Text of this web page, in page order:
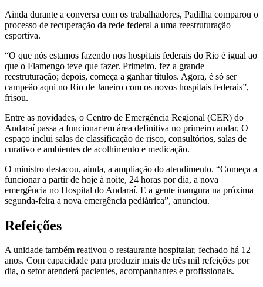
Ainda durante a conversa com os trabalhadores, Padilha comparou o
processo de recuperação da rede federal a uma reestruturação
esportiva.
“O que nós estamos fazendo nos hospitais federais do Rio é igual ao
que o Flamengo teve que fazer. Primeiro, fez a grande
reestruturação; depois, começa a ganhar títulos. Agora, é só ser
campeão aqui no Rio de Janeiro com os novos hospitais federais”,
frisou.
Entre as novidades, o Centro de Emergência Regional (CER) do
Andaraí passa a funcionar em área definitiva no primeiro andar. O
espaço inclui salas de classificação de risco, consultórios, salas de
curativo e ambientes de acolhimento e medicação.
O ministro destacou, ainda, a ampliação do atendimento. “Começa a
funcionar a partir de hoje à noite, 24 horas por dia, a nova
emergência no Hospital do Andaraí. E a gente inaugura na próxima
segunda-feira a nova emergência pediátrica”, anunciou.
Refeições
A unidade também reativou o restaurante hospitalar, fechado há 12
anos. Com capacidade para produzir mais de três mil refeições por
dia, o setor atenderá pacientes, acompanhantes e profissionais.